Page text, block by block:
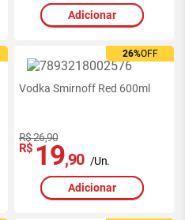
Adicionar
26%OFF
Vodka Smirnoff Red 600ml
R$ 26,90
R$ 19,90 /Un.
Adicionar